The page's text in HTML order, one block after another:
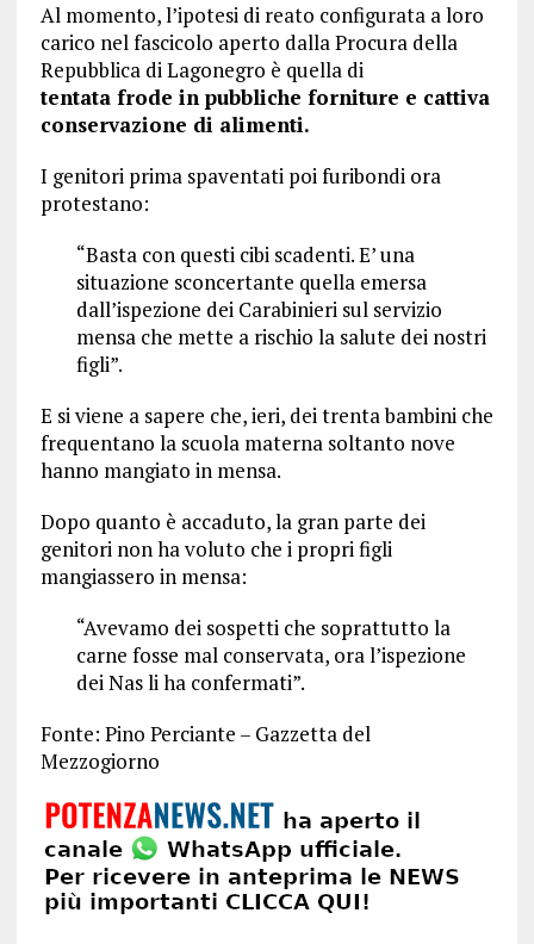
Al momento, l’ipotesi di reato configurata a loro
carico nel fascicolo aperto dalla Procura della
Repubblica di Lagonegro è quella di
tentata frode in pubbliche forniture e cattiva
conservazione di alimenti.
I genitori prima spaventati poi furibondi ora
protestano:
“Basta con questi cibi scadenti. E’ una
situazione sconcertante quella emersa
dall’ispezione dei Carabinieri sul servizio
mensa che mette a rischio la salute dei nostri
figli”.
E si viene a sapere che, ieri, dei trenta bambini che
frequentano la scuola materna soltanto nove
hanno mangiato in mensa.
Dopo quanto è accaduto, la gran parte dei
genitori non ha voluto che i propri figli
mangiassero in mensa:
“Avevamo dei sospetti che soprattutto la
carne fosse mal conservata, ora l’ispezione
dei Nas li ha confermati”.
Fonte: Pino Perciante – Gazzetta del
Mezzogiorno